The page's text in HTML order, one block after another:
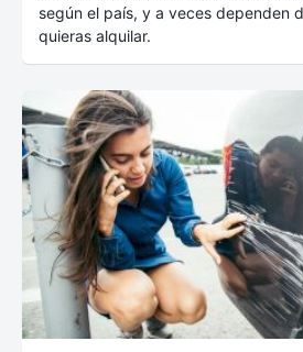
según el país, y a veces dependen
quieras alquilar.